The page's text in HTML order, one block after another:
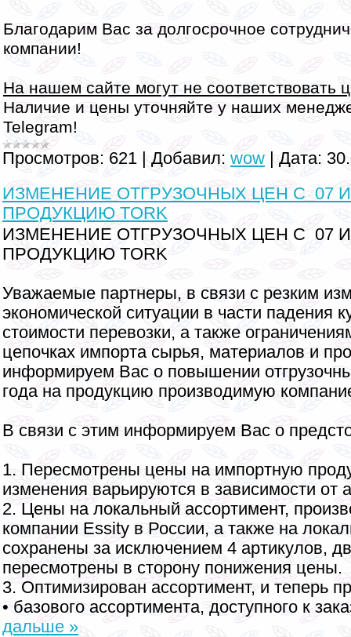
Благодарим Вас за долгосрочное
компании!
На нашем сайте могут не соответствовать
Наличие и цены уточняйте у наших
Telegram!
Просмотров: 621 Добавил: wow Дата:
ИЗМЕНЕНИЕ ОТГРУЗОЧНЫХ ЦЕН С 07
ПРОДУКЦИЮ TORK
ИЗМЕНЕНИЕ ОТГРУЗОЧНЫХ ЦЕН С 07
ПРОДУКЦИЮ TORK
Уважаемые партнеры, в связи с резким
экономической ситуации в части падения
стоимости перевозки, а также
цепочках импорта сырья, материалов и
информируем Вас о повышении
года на продукцию производимую
В связи с этим информируем Вас о
1. Пересмотрены цены на импортную
изменения варьируются в зависимости от
2. Цены на локальный ассортимент,
компании Essity в России, а также на
сохранены за исключением 4 артикулов,
пересмотрены в сторону понижения цены.
3. Оптимизирован ассортимент, и теперь
• базового ассортимента, доступного к
дальше »